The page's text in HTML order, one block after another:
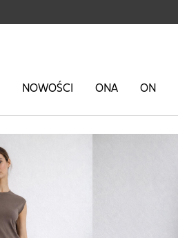
NOWOŚCI ONA ON